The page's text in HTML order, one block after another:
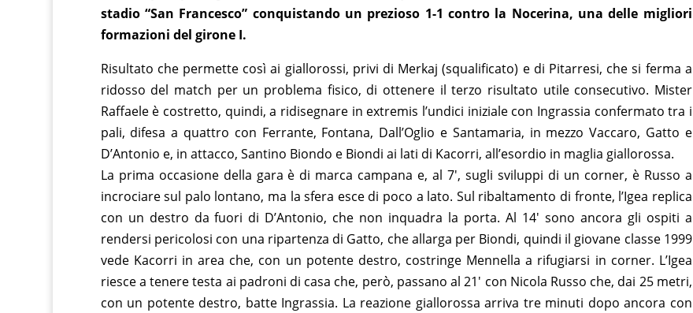
e
o
o
k
er l e di s
p
p
g y
Li
n
k
o
d
l gr
m
stadio “San Francesco” conquistando un prezioso 1-1 contro la Nocerina, una delle migliori
formazioni del girone I.
Risultato che permette così ai giallorossi, privi di Merkaj (squalificato) e di Pitarresi, che si ferma a
ridosso del match per un problema fisico, di ottenere il terzo risultato utile consecutivo. Mister
Raffaele è costretto, quindi, a ridisegnare in extremis l’undici iniziale con Ingrassia confermato tra i
pali, difesa a quattro con Ferrante, Fontana, Dall’Oglio e Santamaria, in mezzo Vaccaro, Gatto e
D’Antonio e, in attacco, Santino Biondo e Biondi ai lati di Kacorri, all’esordio in maglia giallorossa.
La prima occasione della gara è di marca campana e, al 7′, sugli sviluppi di un corner, è Russo a
incrociare sul palo lontano, ma la sfera esce di poco a lato. Sul ribaltamento di fronte, l’Igea replica
con un destro da fuori di D’Antonio, che non inquadra la porta. Al 14′ sono ancora gli ospiti a
rendersi pericolosi con una ripartenza di Gatto, che allarga per Biondi, quindi il giovane classe 1999
vede Kacorri in area che, con un potente destro, costringe Mennella a rifugiarsi in corner. L’Igea
riesce a tenere testa ai padroni di casa che, però, passano al 21′ con Nicola Russo che, dai 25 metri,
con un potente destro, batte Ingrassia. La reazione giallorossa arriva tre minuti dopo ancora con